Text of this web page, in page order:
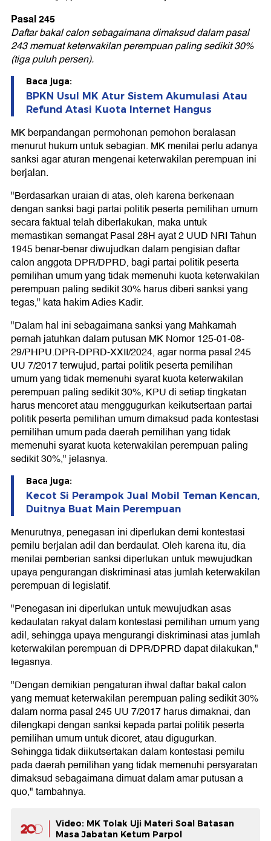
Pasal 245
Daftar bakal calon sebagaimana dimaksud dalam pasal
243 memuat keterwakilan perempuan paling sedikit 30%
(tiga puluh persen).
Baca juga:
BPKN Usul MK Atur Sistem Akumulasi Atau
Refund Atasi Kuota Internet Hangus
MK berpandangan permohonan pemohon beralasan
menurut hukum untuk sebagian. MK menilai perlu adanya
sanksi agar aturan mengenai keterwakilan perempuan ini
berjalan.
"Berdasarkan uraian di atas, oleh karena berkenaan
dengan sanksi bagi partai politik peserta pemilihan umum
secara faktual telah diberlakukan, maka untuk
memastikan semangat Pasal 28H ayat 2 UUD NRI Tahun
1945 benar-benar diwujudkan dalam pengisian daftar
calon anggota DPR/DPRD, bagi partai politik peserta
pemilihan umum yang tidak memenuhi kuota keterwakilan
perempuan paling sedikit 30% harus diberi sanksi yang
tegas," kata hakim Adies Kadir.
"Dalam hal ini sebagaimana sanksi yang Mahkamah
pernah jatuhkan dalam putusan MK Nomor 125-01-08-
29/PHPU.DPR-DPRD-XXII/2024, agar norma pasal 245
UU 7/2017 terwujud, partai politik peserta pemilihan
umum yang tidak memenuhi syarat kuota keterwakilan
perempuan paling sedikit 30%, KPU di setiap tingkatan
harus mencoret atau menggugurkan keikutsertaan partai
politik peserta pemilihan umum dimaksud pada kontestasi
pemilihan umum pada daerah pemilihan yang tidak
memenuhi syarat kuota keterwakilan perempuan paling
sedikit 30%," jelasnya.
Baca juga:
Kecot Si Perampok Jual Mobil Teman Kencan,
Duitnya Buat Main Perempuan
Menurutnya, penegasan ini diperlukan demi kontestasi
pemilu berjalan adil dan berdaulat. Oleh karena itu, dia
menilai pemberian sanksi diperlukan untuk mewujudkan
upaya pengurangan diskriminasi atas jumlah keterwakilan
perempuan di legislatif.
"Penegasan ini diperlukan untuk mewujudkan asas
kedaulatan rakyat dalam kontestasi pemilihan umum yang
adil, sehingga upaya mengurangi diskriminasi atas jumlah
keterwakilan perempuan di DPR/DPRD dapat dilakukan,"
tegasnya.
"Dengan demikian pengaturan ihwal daftar bakal calon
yang memuat keterwakilan perempuan paling sedikit 30%
dalam norma pasal 245 UU 7/2017 harus dimaknai, dan
dilengkapi dengan sanksi kepada partai politik peserta
pemilihan umum untuk dicoret, atau digugurkan.
Sehingga tidak diikutsertakan dalam kontestasi pemilu
pada daerah pemilihan yang tidak memenuhi persyaratan
dimaksud sebagaimana dimuat dalam amar putusan a
quo," tambahnya.
Video: MK Tolak Uji Materi Soal Batasan
Masa Jabatan Ketum Parpol